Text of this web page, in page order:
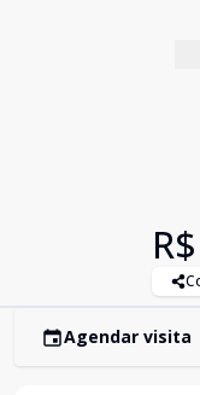
Agendar visita